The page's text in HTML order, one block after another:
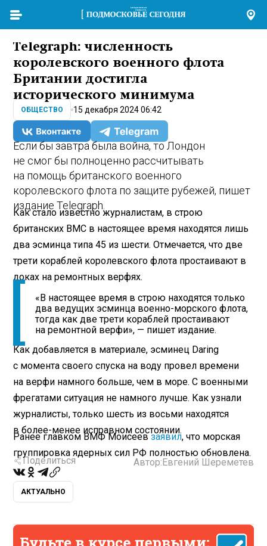
Telegraph: численность
королевского военного флота
Британии достигла
исторического минимума
ОБЩЕСТВО 15 декабря 2024 06:42
Если бы завтра была война, то Лондон
не смог бы полноценно рассчитывать
на помощь британского военного
королевского флота по защите рубежей, пишет
издание Telegraph.
Как стало известно журналистам, в строю
британских ВМС в настоящее время находятся лишь
два эсминца типа 45 из шести. Отмечается, что две
трети кораблей королевского флота простаивают в
доках на ремонтных верфях.
«В настоящее время в строю находятся только
два ведущих эсминца военно-морского флота,
тогда как две трети кораблей простаивают
на ремонтной верфи», — пишет издание.
Как добавляется в материале, эсминец Daring
с момента своего спуска на воду провел времени
на верфи намного больше, чем в море. С военными
фрегатами ситуация не намного лучше. Как узнали
журналисты, только шесть из восьми находятся
в более-менее исправном состоянии.
Ранее главком ВМФ Моисеевзаявил, что морская
группировка ядерных сил РФ полностью обновлена.
Поделиться Автор: Евгений Шереметев
АКТУАЛЬНО